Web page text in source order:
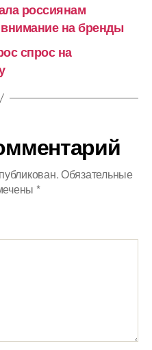
россиянам
на бренды
спрос на
Обязательные
*